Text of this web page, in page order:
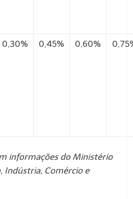
0,30% 0,45% 0,60%
informações do Ministério
Indústria, Comércio e